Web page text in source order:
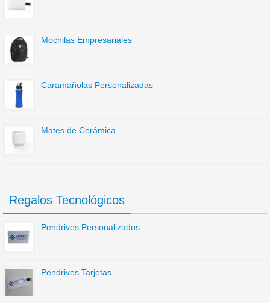
Mochilas Empresariales
Caramañolas Personalizadas
Mates de Cerámica
Regalos Tecnológicos
Pendrives Personalizados
Pendrives Tarjetas